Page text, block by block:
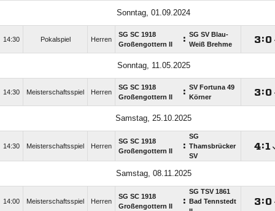
Sonntag, 01.09.2024
14:30 Pokalspiel Herren
SG SC 1918
Großengottern II
: SG SV Blau-
Weiß Brehme
:
Sonntag, 11.05.2025
14:30 Meisterschaftsspiel Herren
SG SC 1918
Großengottern II
: SV Fortuna 49
Körner
:
Samstag, 25.10.2025
14:30 Meisterschaftsspiel Herren
SG SC 1918
Großengottern II
:
SG
Thamsbrücker
SV
:
Samstag, 08.11.2025
14:00 Meisterschaftsspiel Herren
SG SC 1918
Großengottern II
:
SG TSV 1861
Bad Tennstedt
: